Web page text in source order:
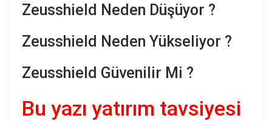
Zeusshield Neden Düşüyor ?
Zeusshield Neden Yükseliyor ?
Zeusshield Güvenilir Mi ?
Bu yazı yatırım tavsiyesi